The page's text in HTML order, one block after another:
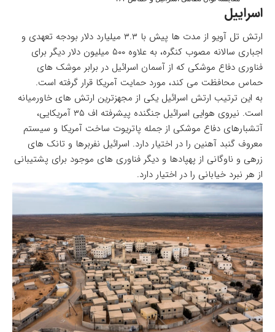
اسراییل
ارتش تل آویو از مدت ها پیش با ۳.۳ میلیارد دلار بودجه تعهدی و
اجباری سالانه مصوب کنگره، به علاوه ۵۰۰ میلیون دلار دیگر برای
فناوری دفاع موشکی که از آسمان اسرائیل در برابر موشک های
حماس محافظت می کند، مورد حمایت آمریکا قرار گرفته است.
به این ترتیب ارتش اسرائیل یکی از مجهزترین ارتش های خاورمیانه
است. نیروی هوایی اسرائیل جنگنده پیشرفته اف ۳۵ آمریکایی،
آتشبارهای دفاع موشکی از جمله پاتریوت ساخت آمریکا و سیستم
معروف گنبد آهنین را در اختیار دارد. اسرائیل نفربرها و تانک های
زرهی و ناوگانی از پهپادها و دیگر فناوری های موجود برای پشتیبانی
از هر نبرد خیابانی را در اختیار دارد.